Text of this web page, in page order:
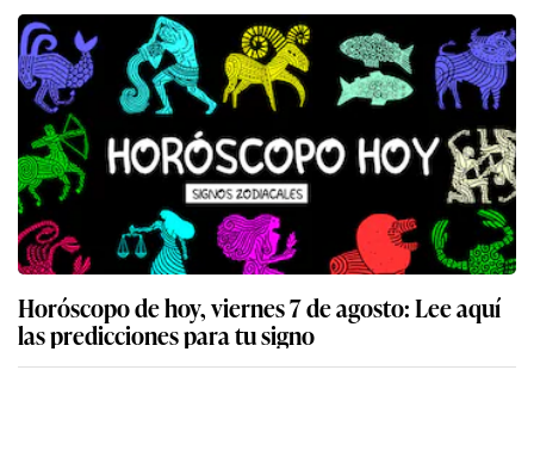
Horóscopo de hoy, viernes 7 de agosto: Lee aquí
las predicciones para tu signo